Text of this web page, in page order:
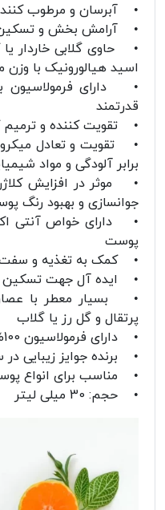
• آبرسان و مرطوب
• آرامش بخش و
• حاوی گلابی خاردار
اسید هیالورونیک با وزن
• دارای فرمولاسیون
قدرتمند
• تقویت کننده و
• تقویت و تعادل
برابر آلودگی و مواد
• موثر در افزایش
جوانسازی و بهبود رنگ
• دارای خواص آنتی
پوست
• کمک به تغذیه و
• ایده آل جهت تسکین
• بسیار معطر با
پرتقال و گل رز یا گلاب
• دارای فرمولاسیون 100% طبیعی و 20.3٪ ارگانیک
• برنده جوایز زیبایی در سال 2019
• مناسب برای انواع
• حجم: 30 میلی لیتر